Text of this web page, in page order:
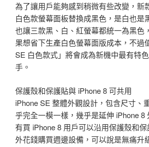
為了讓用戶能夠感到稍微有些改變，新
白色款螢幕面板替換成黑色，是白也是
也讓三款黑、白、紅螢幕都統一為黑色
果想省下生產白色螢幕面版成本，不過
SE 白色款式」將會成為新機中最有特
手。
保護殼和保護貼與 iPhone 8 可共用
iPhone SE 整體外觀設計，包含尺寸、
乎完全一模一樣，幾乎是延伸 iPhone 8
有買 iPhone 8 用戶可以沿用保護殼和
外花錢購買週邊設備，可以說是無痛升